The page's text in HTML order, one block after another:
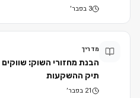
3 בפבר׳
מדריך
הבנת מחזורי השוק:
תיק ההשקעות
21 בפבר׳